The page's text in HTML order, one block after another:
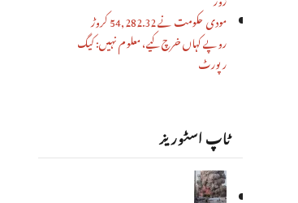
مودی حکومت نے 54,282.32 کروڑ
روپے کہاں خرچ کیے، معلوم نہیں: کیگ
رپورٹ
ٹاپ اسٹوریز